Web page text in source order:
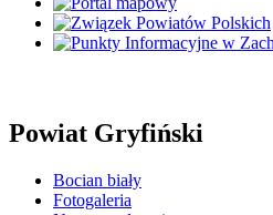
Powiat Gryfiński
Bocian biały
Fotogaleria